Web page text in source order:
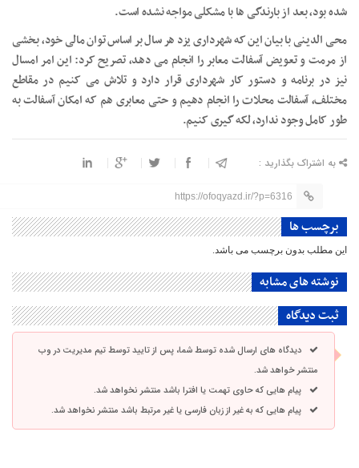
شده بود، بعد از بارندگی ها با مشکلی مواجه نشده است.
محی الدینی با بیان این که شهرداری یزد هر سال بر اساس توان مالی خود، بخشی
از مرمت و تعویض آسفالت معابر را انجام می دهد، تصریح کرد: این امر امسال
نیز در برنامه و دستور کار شهرداری قرار دارد و تلاش می کنیم در مقاطع
مختلف، آسفالت محلات را انجام دهیم و حتی معابری هم که امکان آسفالت به
طور کامل وجود ندارد، لکه گیری کنیم.
به اشتراک بگذارید :
https://ofoqyazd.ir/?p=6316
برچسب ها
این مطلب بدون برچسب می باشد.
نوشته های مشابه
ثبت دیدگاه
دیدگاه های ارسال شده توسط شما، پس از تایید توسط تیم مدیریت در وب
منتشر خواهد شد.
پیام هایی که حاوی تهمت یا افترا باشد منتشر نخواهد شد.
پیام هایی که به غیر از زبان فارسی یا غیر مرتبط باشد منتشر نخواهد شد.